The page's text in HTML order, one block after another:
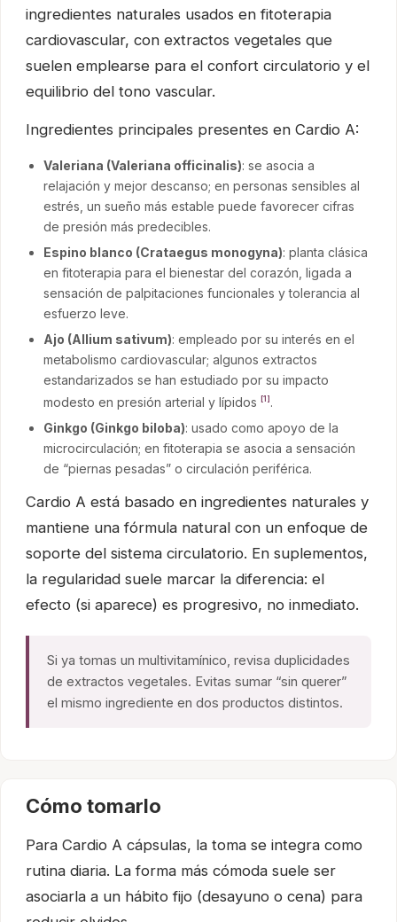
ingredientes naturales usados en fitoterapia
cardiovascular, con extractos vegetales que
suelen emplearse para el confort circulatorio y el
equilibrio del tono vascular.
Ingredientes principales presentes en Cardio A:
Valeriana (Valeriana officinalis): se asocia a
relajación y mejor descanso; en personas sensibles al
estrés, un sueño más estable puede favorecer cifras
de presión más predecibles.
Espino blanco (Crataegus monogyna): planta clásica
en fitoterapia para el bienestar del corazón, ligada a
sensación de palpitaciones funcionales y tolerancia al
esfuerzo leve.
Ajo (Allium sativum): empleado por su interés en el
metabolismo cardiovascular; algunos extractos
estandarizados se han estudiado por su impacto
modesto en presión arterial y lípidos
[1] .
Ginkgo (Ginkgo biloba): usado como apoyo de la
microcirculación; en fitoterapia se asocia a sensación
de “piernas pesadas” o circulación periférica.
Cardio A está basado en ingredientes naturales y
mantiene una fórmula natural con un enfoque de
soporte del sistema circulatorio. En suplementos,
la regularidad suele marcar la diferencia: el
efecto (si aparece) es progresivo, no inmediato.
Si ya tomas un multivitamínico, revisa duplicidades
de extractos vegetales. Evitas sumar “sin querer”
el mismo ingrediente en dos productos distintos.
Cómo tomarlo
Para Cardio A cápsulas, la toma se integra como
rutina diaria. La forma más cómoda suele ser
asociarla a un hábito fijo (desayuno o cena) para